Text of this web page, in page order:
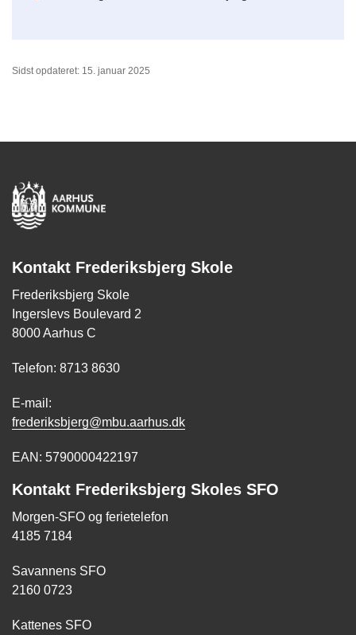
Sidst opdateret: 15. januar 2025
Kontakt Frederiksbjerg Skole
Frederiksbjerg Skole
Ingerslevs Boulevard 2
8000 Aarhus C
Telefon: 8713 8630
E-mail:
frederiksbjerg@mbu.aarhus.dk
EAN: 5790000422197
Kontakt Frederiksbjerg Skoles SFO
Morgen-SFO og ferietelefon
4185 7184
Savannens SFO
2160 0723
Kattenes SFO